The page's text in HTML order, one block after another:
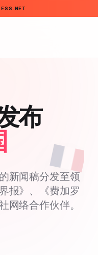
布
新闻稿分发至领
报》、《费加罗
网络合作伙伴。